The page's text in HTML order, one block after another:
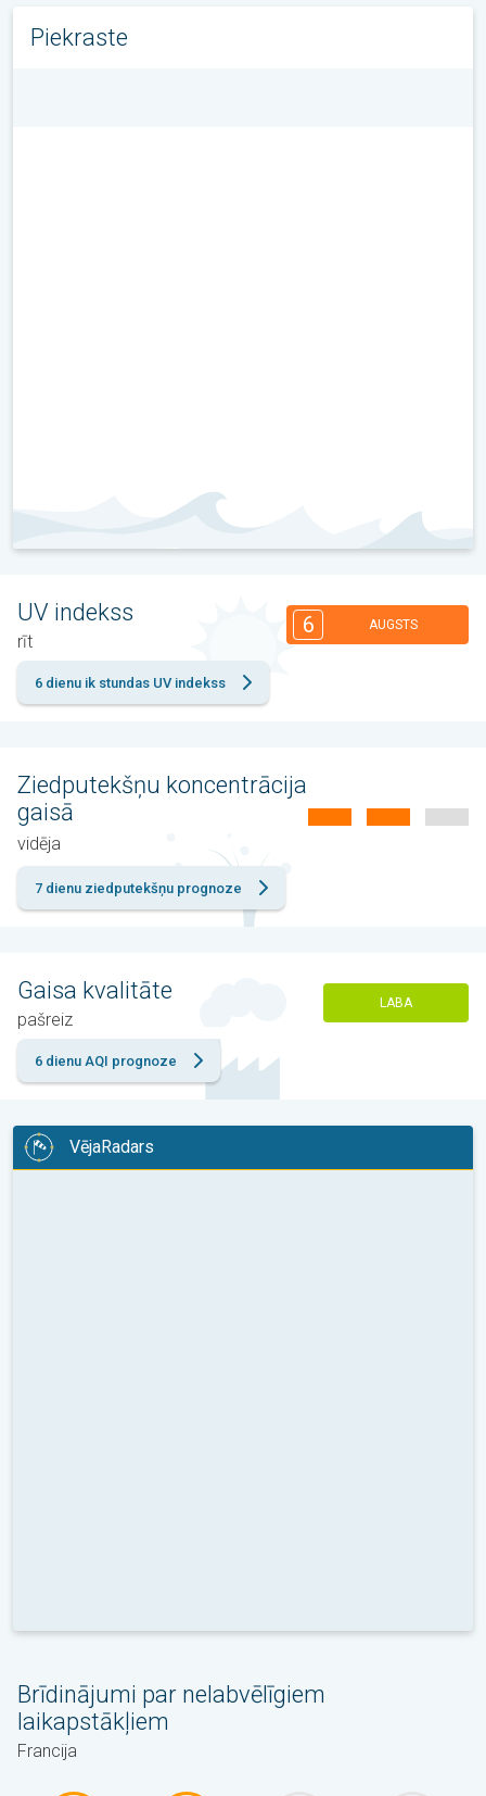
Piekraste
UV indekss
rīt
6 AUGSTS
6 dienu ik stundas UV indekss
Ziedputekšņu koncentrācija
gaisā
vidēja
7 dienu ziedputekšņu prognoze
Gaisa kvalitāte
pašreiz
LABA
6 dienu AQI prognoze
VējaRadars
Brīdinājumi par nelabvēlīgiem
laikapstākļiem
Francija